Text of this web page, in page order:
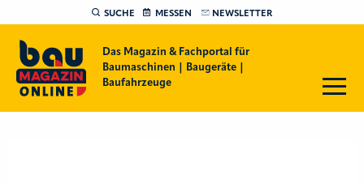
SUCHE MESSEN NEWSLETTER
Das Magazin & Fachportal für
Baumaschinen | Baugeräte |
Baufahrzeuge